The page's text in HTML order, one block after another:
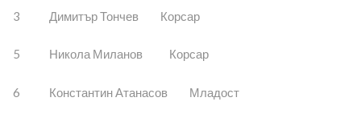
3 Димитър Тончев Корсар
5 Никола Миланов Корсар
6 Константин Атанасов Младост